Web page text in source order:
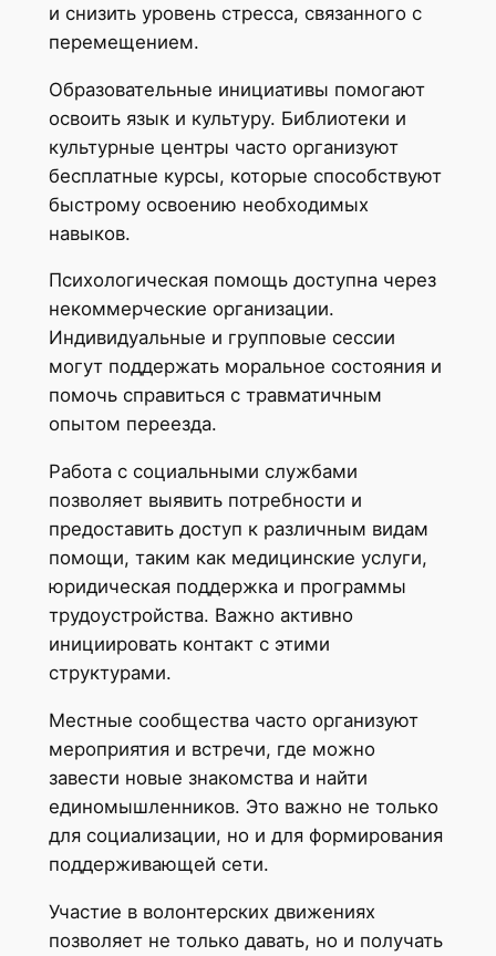
и снизить уровень стресса, связанного с
перемещением.
Образовательные инициативы помогают
освоить язык и культуру. Библиотеки и
культурные центры часто организуют
бесплатные курсы, которые способствуют
быстрому освоению необходимых
навыков.
Психологическая помощь доступна через
некоммерческие организации.
Индивидуальные и групповые сессии
могут поддержать моральное состояния и
помочь справиться с травматичным
опытом переезда.
Работа с социальными службами
позволяет выявить потребности и
предоставить доступ к различным видам
помощи, таким как медицинские услуги,
юридическая поддержка и программы
трудоустройства. Важно активно
инициировать контакт с этими
структурами.
Местные сообщества часто организуют
мероприятия и встречи, где можно
завести новые знакомства и найти
единомышленников. Это важно не только
для социализации, но и для формирования
поддерживающей сети.
Участие в волонтерских движениях
позволяет не только давать, но и получать